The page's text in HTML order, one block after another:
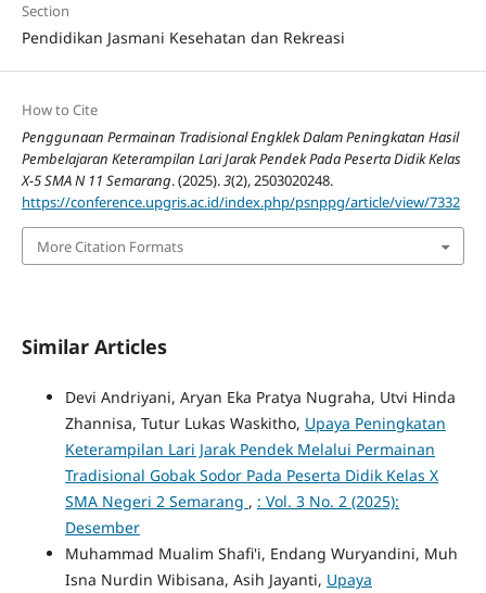
Section
Pendidikan Jasmani Kesehatan dan Rekreasi
How to Cite
Penggunaan Permainan Tradisional Engklek Dalam Peningkatan Hasil
Pembelajaran Keterampilan Lari Jarak Pendek Pada Peserta Didik Kelas
X-5 SMA N 11 Semarang. (2025).3(2), 2503020248.
https://conference.upgris.ac.id/index.php/psnppg/article/view/7332
More Citation Formats
Similar Articles
Devi Andriyani, Aryan Eka Pratya Nugraha, Utvi Hinda
Zhannisa, Tutur Lukas Waskitho, Upaya Peningkatan
Keterampilan Lari Jarak Pendek Melalui Permainan
Tradisional Gobak Sodor Pada Peserta Didik Kelas X
SMA Negeri 2 Semarang , : Vol. 3 No. 2 (2025):
Desember
Muhammad Mualim Shafi'i, Endang Wuryandini, Muh
Isna Nurdin Wibisana, Asih Jayanti, Upaya